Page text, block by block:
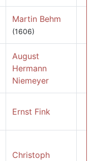
Martin Behm
(1606)
August
Hermann
Niemeyer
Ernst Fink
Christoph